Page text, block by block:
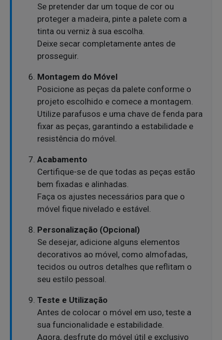
Se pretender dar um toque de cor ou
proteger a madeira, pinte a palete com a
tinta ou verniz à sua escolha.
Deixe secar completamente antes de
prosseguir.
Montagem do Móvel
Posicione as peças da palete conforme o
projeto escolhido e comece a montagem.
Utilize parafusos e uma chave de fenda para
fixar as peças, garantindo a estabilidade e
resistência do móvel.
Acabamento
Certifique-se de que todas as peças estão
bem fixadas e alinhadas.
Faça os ajustes necessários para que o
móvel fique nivelado e estável.
Personalização (Opcional)
Se desejar, adicione alguns elementos
decorativos ao móvel, como almofadas,
tecidos ou outros detalhes que reflitam o
seu estilo pessoal.
Teste e Utilização
Antes de colocar o móvel em uso, teste a
sua funcionalidade e estabilidade.
Agora, desfrute do móvel útil e exclusivo